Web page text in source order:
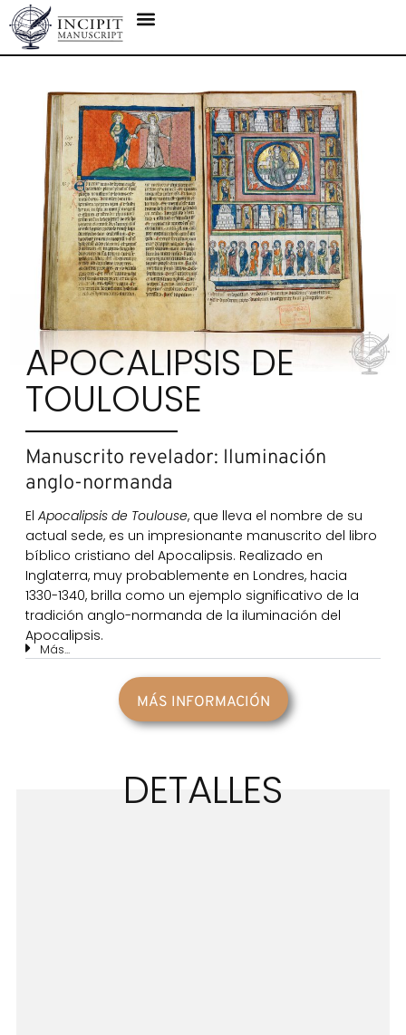
APOCALIPSIS DE
TOULOUSE
Manuscrito revelador: Iluminación
anglo-normanda
ElApocalipsis de Toulouse, que lleva el nombre de su
actual sede, es un impresionante manuscrito del libro
bíblico cristiano del Apocalipsis. Realizado en
Inglaterra, muy probablemente en Londres, hacia
1330-1340, brilla como un ejemplo significativo de la
tradición anglo-normanda de la iluminación del
Apocalipsis.
Más...
MÁS INFORMACIÓN
DETALLES